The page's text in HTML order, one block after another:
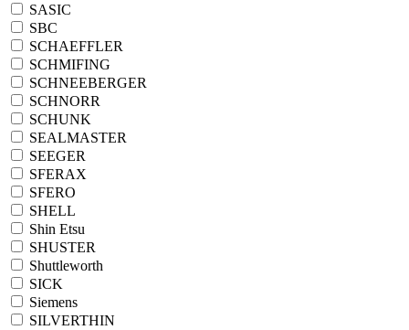
SASIC
SBC
SCHAEFFLER
SCHMIFING
SCHNEEBERGER
SCHNORR
SCHUNK
SEALMASTER
SEEGER
SFERAX
SFERO
SHELL
Shin Etsu
SHUSTER
Shuttleworth
SICK
Siemens
SILVERTHIN